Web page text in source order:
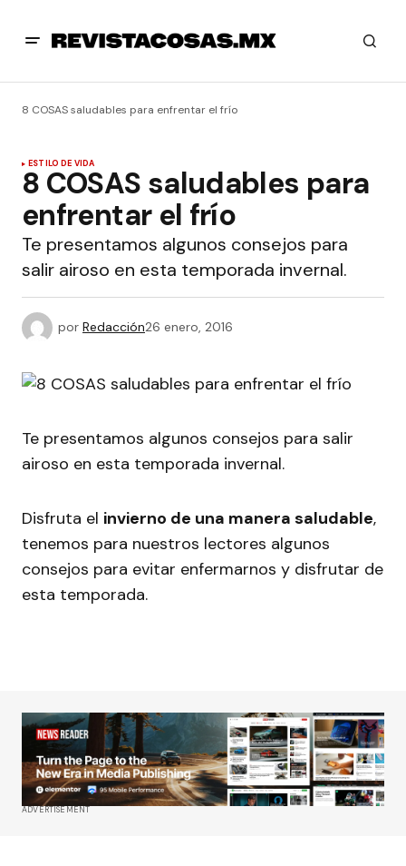
8 COSAS saludables para enfrentar el frío
ESTILO DE VIDA
8 COSAS saludables para
enfrentar el frío
Te presentamos algunos consejos para
salir airoso en esta temporada invernal.
por Redacción26 enero, 2016
Te presentamos algunos consejos para salir
airoso en esta temporada invernal.
Disfruta el invierno de una manera saludable,
tenemos para nuestros lectores algunos
consejos para evitar enfermarnos y disfrutar de
esta temporada.
ADVERTISEMENT